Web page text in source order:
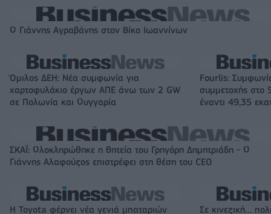
Ο Γιάννης Αγραβάνης στον Βίκο Ιωαννίνων
Όμιλος ΔΕΗ: Νέα συμφωνία για
χαρτοφυλάκιο έργων ΑΠΕ άνω των 2 GW
σε Πολωνία και Ουγγαρία
Fourlis:
συμμετοχής
έναντι 49,35
ΣΚΑΪ: Ολοκληρώθηκε η θητεία του Γρηγόρη Δημητριάδη - Ο
Γιάννης Αλαφούζος επιστρέφει στη θέση του CEO
Η Toyota φέρνει νέα γενιά μπαταριών Σε κινεζική…